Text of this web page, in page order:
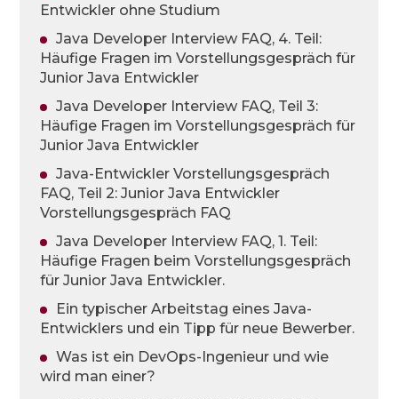
Entwickler ohne Studium
Java Developer Interview FAQ, 4. Teil:
Häufige Fragen im Vorstellungsgespräch für
Junior Java Entwickler
Java Developer Interview FAQ, Teil 3:
Häufige Fragen im Vorstellungsgespräch für
Junior Java Entwickler
Java-Entwickler Vorstellungsgespräch
FAQ, Teil 2: Junior Java Entwickler
Vorstellungsgespräch FAQ
Java Developer Interview FAQ, 1. Teil:
Häufige Fragen beim Vorstellungsgespräch
für Junior Java Entwickler.
Ein typischer Arbeitstag eines Java-
Entwicklers und ein Tipp für neue Bewerber.
Was ist ein DevOps-Ingenieur und wie
wird man einer?